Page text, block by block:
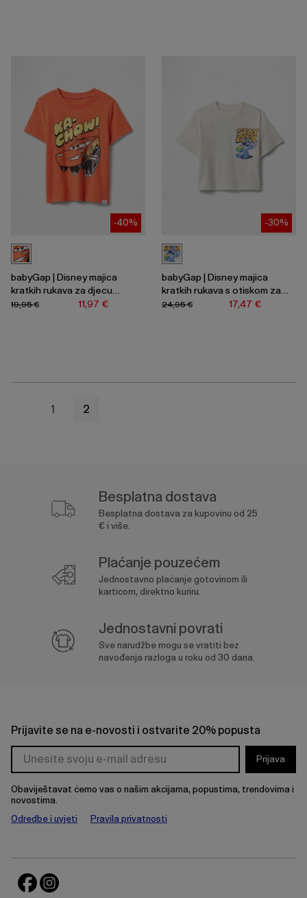
-40%
babyGap | Disney majica
kratkih rukava za djecu
dječake
11,97 €
19,95 €
-30%
babyGap | Disney majica
kratkih rukava s otiskom za
djecu dječake
17,47 €
24,95 €
1 2
Besplatna dostava
Besplatna dostava za kupovinu od 25
€ i više.
Plaćanje pouzećem
Jednostavno plaćanje gotovinom ili
karticom, direktno kuriru.
Jednostavni povrati
Sve narudžbe mogu se vratiti bez
navođenja razloga u roku od 30 dana.
Prijavite se na e-novosti i ostvarite 20% popusta
Prijava
Obaviještavat ćemo vas o našim akcijama, popustima, trendovima i
novostima.
Odredbe i uvjeti
Pravila privatnosti